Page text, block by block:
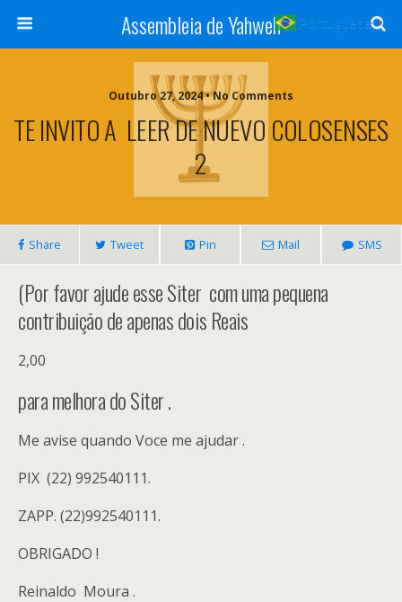
Assembleia de Yahweh
Outubro 27, 2024 • No Comments
TE INVITO A LEER DE NUEVO COLOSENSES
2
Share Tweet Pin Mail SMS
(Por favor ajude esse Siter com uma pequena
contribuiçāo de apenas dois Reais
2,00
para melhora do Siter .
Me avise quando Voce me ajudar .
PIX (22) 992540111.
ZAPP. (22)992540111.
OBRIGADO !
Reinaldo Moura .
Portuguese ▼